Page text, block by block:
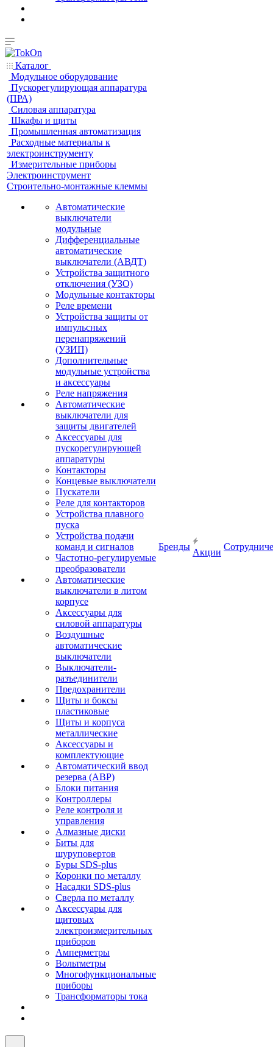
Каталог
Модульное оборудование
Пускорегулирующая аппаратура
(ПРА)
Силовая аппаратура
Шкафы и щиты
Промышленная автоматизация
Расходные материалы к
электроинструменту
Измерительные приборы
Электроинструмент
Строительно-монтажные клеммы
Автоматические
выключатели
модульные
Дифференциальные
автоматические
выключатели (АВДТ)
Устройства защитного
отключения (УЗО)
Модульные контакторы
Реле времени
Устройства защиты от
импульсных
перенапряжений
(УЗИП)
Дополнительные
модульные устройства
и аксессуары
Реле напряжения
Автоматические
выключатели для
защиты двигателей
Аксессуары для
пускорегулирующей
аппаратуры
Контакторы
Концевые выключатели
Пускатели
Реле для контакторов
Устройства плавного
пуска
Устройства подачи
команд и сигналов
Частотно-регулируемые
преобразователи
Автоматические
выключатели в литом
корпусе
Аксессуары для
силовой аппаратуры
Воздушные
автоматические
выключатели
Выключатели-
разъединители
Предохранители
Щиты и боксы
пластиковые
Щиты и корпуса
металлические
Аксессуары и
комплектующие
Автоматический ввод
резерва (АВР)
Блоки питания
Контроллеры
Реле контроля и
управления
Алмазные диски
Биты для
шуруповертов
Буры SDS-plus
Коронки по металлу
Насадки SDS-plus
Сверла по металлу
Аксессуары для
щитовых
электроизмерительных
приборов
Амперметры
Вольтметры
Многофункциональные
приборы
Трансформаторы тока
Бренды
Акции